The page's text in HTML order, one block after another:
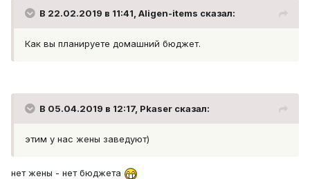
В 22.02.2019 в 11:41, Aligen-items сказал:
Как вы планируете домашний бюджет.
В 05.04.2019 в 12:17, Pkaser сказал:
этим у нас жены заведуют)
нет жены - нет бюджета